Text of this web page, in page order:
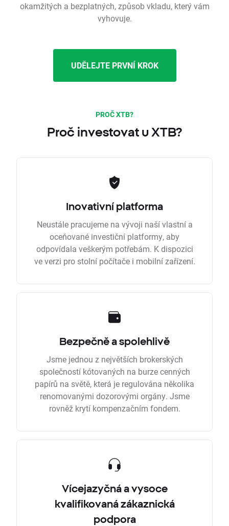
okamžitých a bezplatných, způsob vkladu, který vám
vyhovuje.
UDĚLEJTE PRVNÍ KROK
PROČ XTB?
Proč investovat u XTB?
Inovativní platforma
Neustále pracujeme na vývoji naší vlastní a
oceňované investiční platformy, aby
odpovídala veškerým potřebám. K dispozici
ve verzi pro stolní počítače i mobilní zařízení.
Bezpečně a spolehlivě
Jsme jednou z největších brokerských
společností kótovaných na burze cenných
papírů na světě, která je regulována několika
renomovanými dozorovými orgány. Jsme
rovněž krytí kompenzačním fondem.
Vícejazyčná a vysoce
kvalifikovaná zákaznická
podpora